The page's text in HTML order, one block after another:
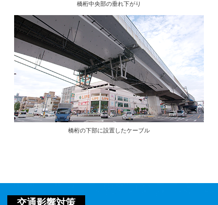
橋桁中央部の垂れ下がり
橋桁の下部に設置したケーブル
交通影響対策